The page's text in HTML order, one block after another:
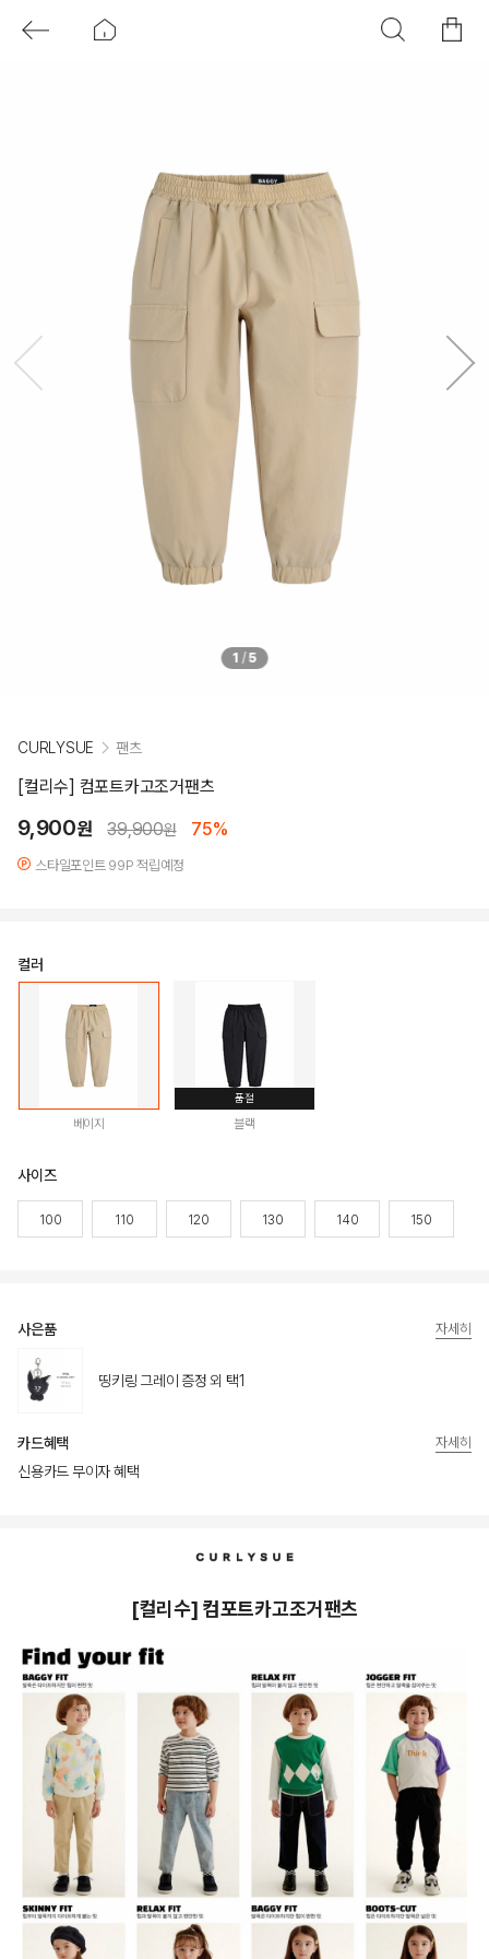
1 /5
CURLYSUE 팬츠
[컬리수] 컴포트카고조거팬츠
9,900원 39,900원 75%
스타일포인트 99P 적립예정
컬러
베이지
품절
블랙
사이즈
100 110 120 130 140 150
사은품
띵키링 그레이 증정 외 택1
자세히
카드혜택
신용카드 무이자 혜택
자세히
[컬리수] 컴포트카고조거팬츠